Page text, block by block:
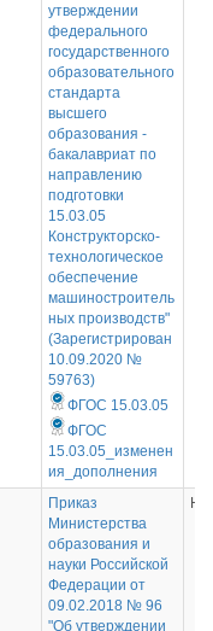
утверждении
федерального
государственного
образовательного
стандарта
высшего
образования -
бакалавриат по
направлению
подготовки
15.03.05
Конструкторско-
технологическое
обеспечение
машиностроитель
ных производств"
(Зарегистрирован
10.09.2020 №
59763)
ФГОС 15.03.05
ФГОС
15.03.05_изменен
ия_дополнения
Приказ
Министерства
образования и
науки Российской
Федерации от
09.02.2018 № 96
"Об утверждении
Не